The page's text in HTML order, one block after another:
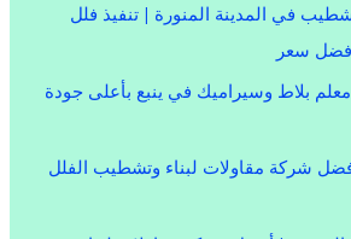
في المدينة المنورة | تنفيذ فلل
سعر
بلاط وسيراميك في ينبع بأعلى جودة
شركة مقاولات لبناء وتشطيب الفلل